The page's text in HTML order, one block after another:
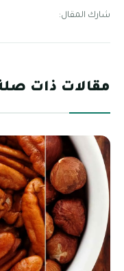
شارك المقال:
مقالات ذات